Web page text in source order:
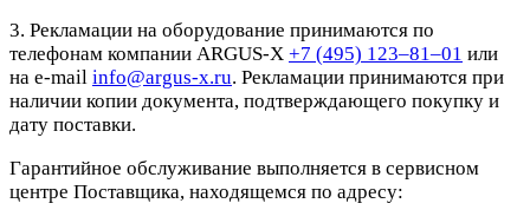
3. Рекламации на оборудование принимаются по
телефонам компании ARGUS-X +7 (495) 123–81–01 или
на e-mail info@argus-x.ru. Рекламации принимаются при
наличии копии документа, подтверждающего покупку и
дату поставки.
Гарантийное обслуживание выполняется в сервисном
центре Поставщика, находящемся по адресу: